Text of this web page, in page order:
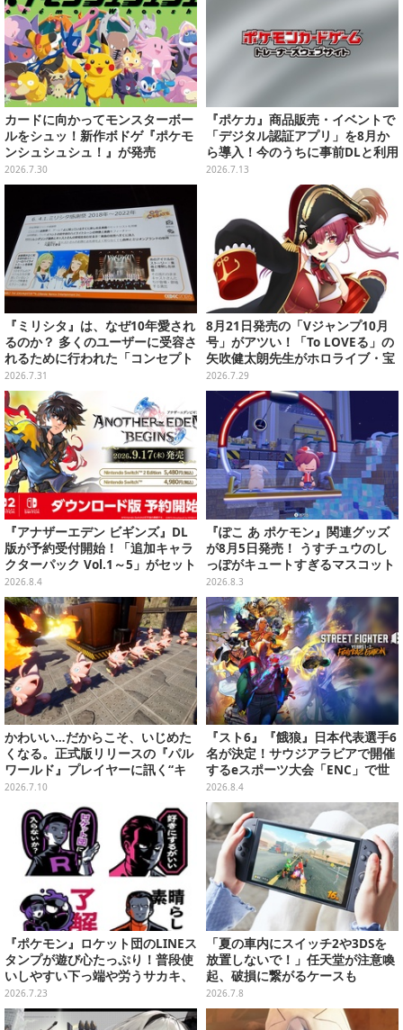
カードに向かってモンスターボー
ルをシュッ！新作ボドゲ『ポケモ
ンシュシュシュ！』が発売
2026.7.30
『ポケカ』商品販売・イベントで
「デジタル認証アプリ」を8月か
ら導入！今のうちに事前DLと利用
登録をお願い
2026.7.13
『ミリシタ』は、なぜ10年愛され
るのか？ 多くのユーザーに受容さ
れるために行われた「コンセプト
開発」とニーズを満たすための思
考回路【CEDEC2026】
2026.7.31
8月21日発売の「Vジャンプ10月
号」がアツい！「To LOVEる」の
矢吹健太朗先生がホロライブ・宝
鐘マリンを描く、豪華コラボ『ホ
ロカ』も付録
2026.7.29
『アナザーエデン ビギンズ』DL
版が予約受付開始！「追加キャラ
クターパック Vol.1～5」がセット
になったシーズンパスも展開
2026.8.4
『ぽこ あ ポケモン』関連グッズ
が8月5日発売！ うすチュウのし
っぽがキュートすぎるマスコット
など、まとめてご紹介
2026.8.3
かわいい…だからこそ、いじめた
くなる。正式版リリースの『パル
ワールド』プレイヤーに訊く“キ
ュートアグレッション×パル”の底
知れぬ魅力とは
2026.7.10
『スト6』『餓狼』日本代表選手6
名が決定！サウジアラビアで開催
するeスポーツ大会「ENC」で世
界に挑む
2026.8.4
『ポケモン』ロケット団のLINEス
タンプが遊び心たっぷり！普段使
いしやすい下っ端や労うサカキ、
変装したコトネまで全40種
2026.7.23
「夏の車内にスイッチ2や3DSを
放置しないで！」任天堂が注意喚
起、破損に繋がるケースも
2026.7.8